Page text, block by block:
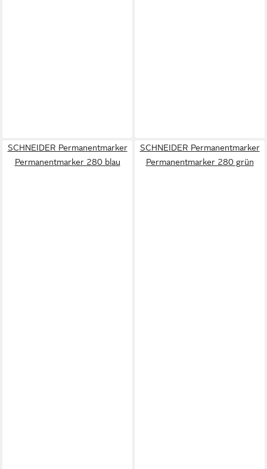
SCHNEIDER Permanentmarker
Permanentmarker 280 blau
SCHNEIDER Permanentmarker
Permanentmarker 280 grün